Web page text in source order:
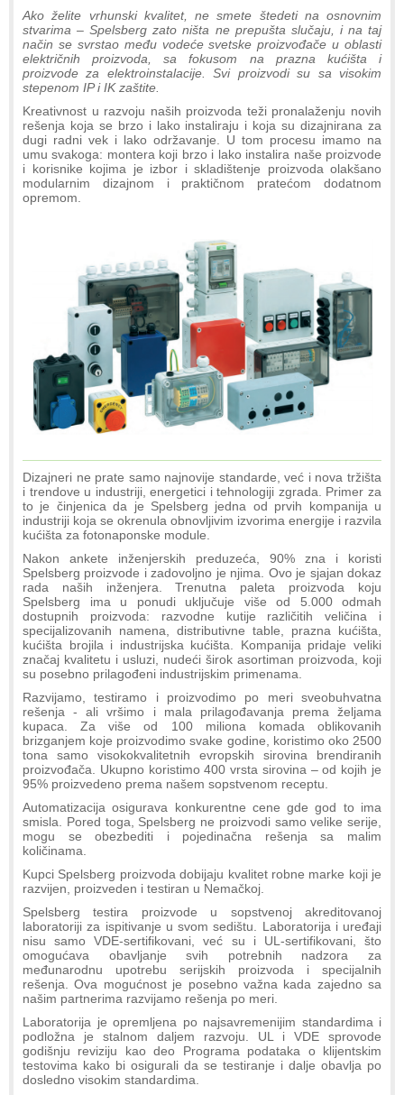
Ako želite vrhunski kvalitet, ne smete štedeti na osnovnim
stvarima – Spelsberg zato ništa ne prepušta slučaju, i na taj
način se svrstao među vodeće svetske proizvođače u oblasti
električnih proizvoda, sa fokusom na prazna kućišta i
proizvode za elektroinstalacije. Svi proizvodi su sa visokim
stepenom IP i IK zaštite.
Kreativnost u razvoju naših proizvoda teži pronalaženju novih
rešenja koja se brzo i lako instaliraju i koja su dizajnirana za
dugi radni vek i lako održavanje. U tom procesu imamo na
umu svakoga: montera koji brzo i lako instalira naše proizvode
i korisnike kojima je izbor i skladištenje proizvoda olakšano
modularnim dizajnom i praktičnom pratećom dodatnom
opremom.
Dizajneri ne prate samo najnovije standarde, već i nova tržišta
i trendove u industriji, energetici i tehnologiji zgrada. Primer za
to je činjenica da je Spelsberg jedna od prvih kompanija u
industriji koja se okrenula obnovljivim izvorima energije i razvila
kućišta za fotonaponske module.
Nakon ankete inženjerskih preduzeća, 90% zna i koristi
Spelsberg proizvode i zadovoljno je njima. Ovo je sjajan dokaz
rada naših inženjera. Trenutna paleta proizvoda koju
Spelsberg ima u ponudi uključuje više od 5.000 odmah
dostupnih proizvoda: razvodne kutije različitih veličina i
specijalizovanih namena, distributivne table, prazna kućišta,
kućišta brojila i industrijska kućišta. Kompanija pridaje veliki
značaj kvalitetu i usluzi, nudeći širok asortiman proizvoda, koji
su posebno prilagođeni industrijskim primenama.
Razvijamo, testiramo i proizvodimo po meri sveobuhvatna
rešenja - ali vršimo i mala prilagođavanja prema željama
kupaca. Za više od 100 miliona komada oblikovanih
brizganjem koje proizvodimo svake godine, koristimo oko 2500
tona samo visokokvalitetnih evropskih sirovina brendiranih
proizvođača. Ukupno koristimo 400 vrsta sirovina – od kojih je
95% proizvedeno prema našem sopstvenom receptu.
Automatizacija osigurava konkurentne cene gde god to ima
smisla. Pored toga, Spelsberg ne proizvodi samo velike serije,
mogu se obezbediti i pojedinačna rešenja sa malim
količinama.
Kupci Spelsberg proizvoda dobijaju kvalitet robne marke koji je
razvijen, proizveden i testiran u Nemačkoj.
Spelsberg testira proizvode u sopstvenoj akreditovanoj
laboratoriji za ispitivanje u svom sedištu. Laboratorija i uređaji
nisu samo VDE-sertifikovani, već su i UL-sertifikovani, što
omogućava obavljanje svih potrebnih nadzora za
međunarodnu upotrebu serijskih proizvoda i specijalnih
rešenja. Ova mogućnost je posebno važna kada zajedno sa
našim partnerima razvijamo rešenja po meri.
Laboratorija je opremljena po najsavremenijim standardima i
podložna je stalnom daljem razvoju. UL i VDE sprovode
godišnju reviziju kao deo Programa podataka o klijentskim
testovima kako bi osigurali da se testiranje i dalje obavlja po
dosledno visokim standardima.